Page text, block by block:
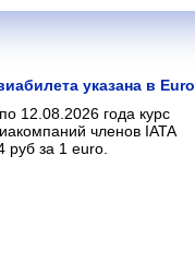
указана в Euro
12.08.2026 года курс
членов IATA
руб за 1 euro.